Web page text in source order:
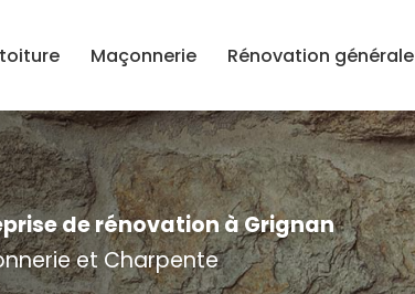
Maçonnerie Rénovation générale
de rénovation à Grignan
et Charpente